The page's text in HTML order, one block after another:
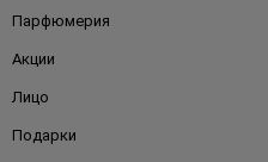
Парфюмерия
Акции
Лицо
Подарки